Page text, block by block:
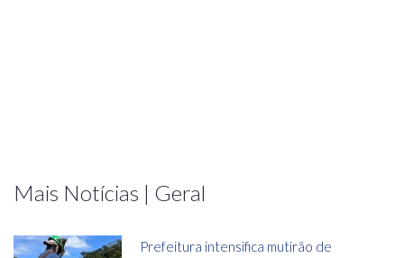
Mais Notícias | Geral
Prefeitura intensifica mutirão de